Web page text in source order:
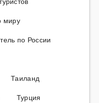
миру
по России
Таиланд
Турция